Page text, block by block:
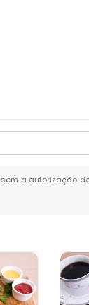
a autorização